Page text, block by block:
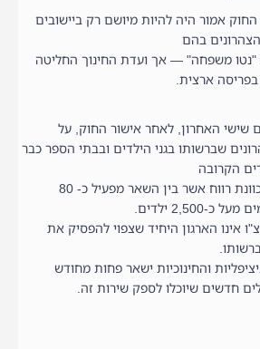
אמור היה להיות מיושם רק ביישובים
בהם
"נטו משפחה" — אך ועדת החינוך החליטה
ארצית.
שישי האחרון, לאחר אישור החוק, על
שברשותו בגני הילדים ובבתי הספר כבר
הקרובה
ויצ"ו הוא ארגון ללא כוונת רווח אשר בין השאר מפעיל כ- 80
2,500 ילדים.
אינו הארגון היחיד שצפוי להפסיק את
והחינוכיות ישאר פחות מחודש
חדשים שיוכלו לספק שירות זה.